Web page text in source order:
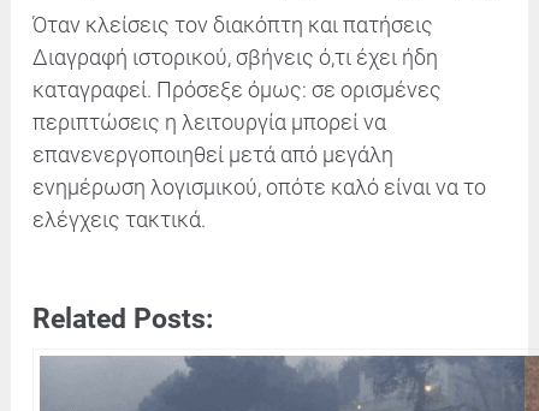
Όταν κλείσεις τον διακόπτη και πατήσεις
Διαγραφή ιστορικού, σβήνεις ό,τι έχει ήδη
καταγραφεί. Πρόσεξε όμως: σε ορισμένες
περιπτώσεις η λειτουργία μπορεί να
επανενεργοποιηθεί μετά από μεγάλη
ενημέρωση λογισμικού, οπότε καλό είναι να το
ελέγχεις τακτικά.
Related Posts: